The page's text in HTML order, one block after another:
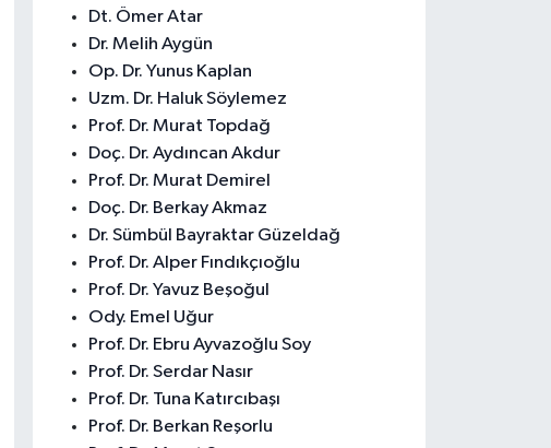
Dt. Ömer Atar
Dr. Melih Aygün
Op. Dr. Yunus Kaplan
Uzm. Dr. Haluk Söylemez
Prof. Dr. Murat Topdağ
Doç. Dr. Aydıncan Akdur
Prof. Dr. Murat Demirel
Doç. Dr. Berkay Akmaz
Dr. Sümbül Bayraktar Güzeldağ
Prof. Dr. Alper Fındıkçıoğlu
Prof. Dr. Yavuz Beşoğul
Ody. Emel Uğur
Prof. Dr. Ebru Ayvazoğlu Soy
Prof. Dr. Serdar Nasır
Prof. Dr. Tuna Katırcıbaşı
Prof. Dr. Berkan Reşorlu